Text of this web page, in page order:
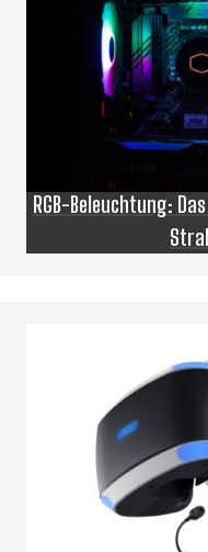
RGB-Beleuchtung: